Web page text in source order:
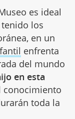
es ideal
los
en un
enfrenta
del mundo
en esta
conocimiento
toda la